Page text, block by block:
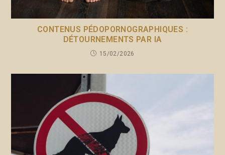
CONTENUS PÉDOPORNOGRAPHIQUES :
DÉTOURNEMENTS PAR IA
15/02/2026